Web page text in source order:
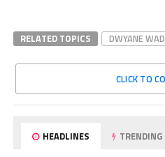
RELATED TOPICS DWYANE
CLICK TO
HEADLINES TRENDING